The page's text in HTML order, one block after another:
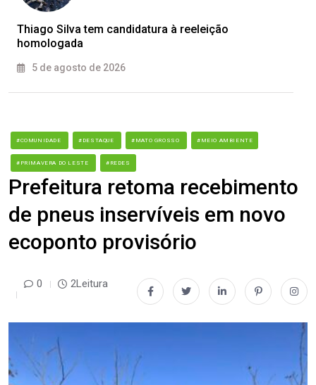
Thiago Silva tem candidatura à reeleição
homologada
5 de agosto de 2026
#COMUNIDADE #DESTAQUE #MATO GROSSO #MEIO AMBIENTE
#PRIMAVERA DO LESTE #REDES
Prefeitura retoma recebimento
de pneus inservíveis em novo
ecoponto provisório
0 2Leitura